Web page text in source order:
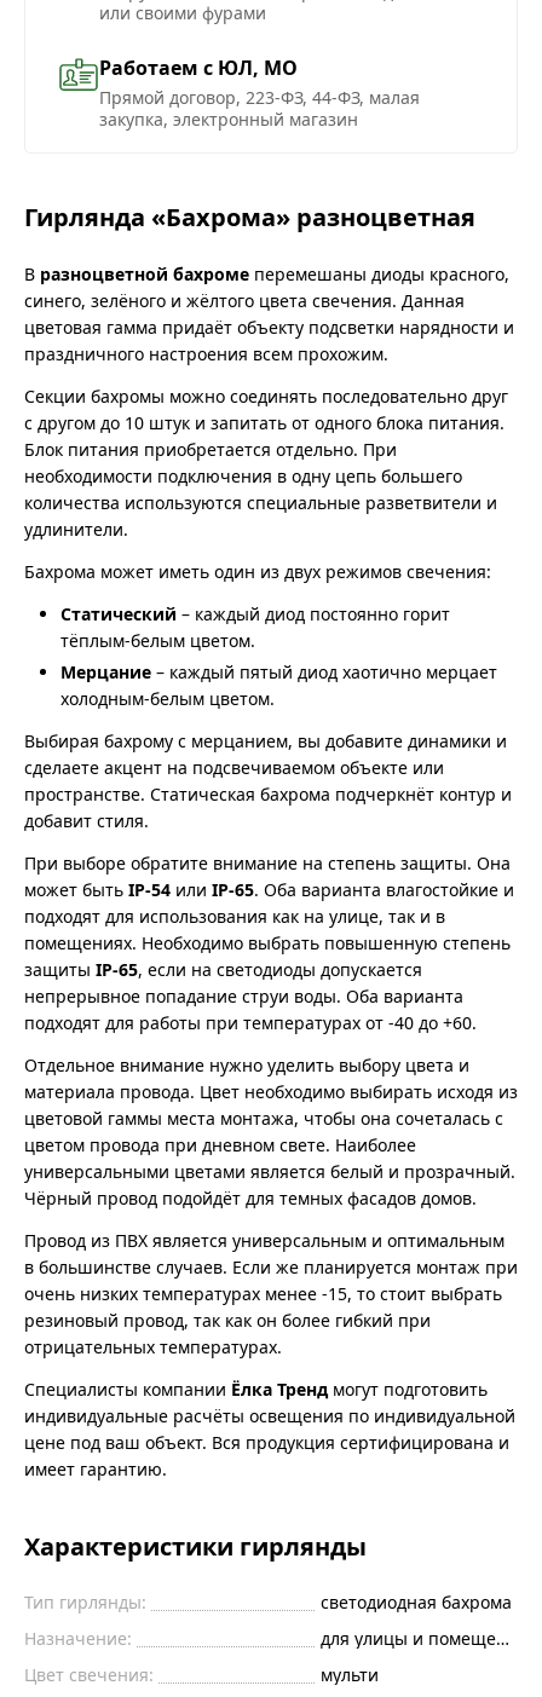
или своими фурами
Работаем с ЮЛ, МО
Прямой договор, 223-ФЗ, 44-ФЗ, малая
закупка, электронный магазин
Гирлянда «Бахрома» разноцветная
В разноцветной бахроме перемешаны диоды красного,
синего, зелёного и жёлтого цвета свечения. Данная
цветовая гамма придаёт объекту подсветки нарядности и
праздничного настроения всем прохожим.
Секции бахромы можно соединять последовательно друг
с другом до 10 штук и запитать от одного блока питания.
Блок питания приобретается отдельно. При
необходимости подключения в одну цепь большего
количества используются специальные разветвители и
удлинители.
Бахрома может иметь один из двух режимов свечения:
Статический – каждый диод постоянно горит
тёплым-белым цветом.
Мерцание – каждый пятый диод хаотично мерцает
холодным-белым цветом.
Выбирая бахрому с мерцанием, вы добавите динамики и
сделаете акцент на подсвечиваемом объекте или
пространстве. Статическая бахрома подчеркнёт контур и
добавит стиля.
При выборе обратите внимание на степень защиты. Она
может быть IP-54 или IP-65. Оба варианта влагостойкие и
подходят для использования как на улице, так и в
помещениях. Необходимо выбрать повышенную степень
защиты IP-65, если на светодиоды допускается
непрерывное попадание струи воды. Оба варианта
подходят для работы при температурах от -40 до +60.
Отдельное внимание нужно уделить выбору цвета и
материала провода. Цвет необходимо выбирать исходя из
цветовой гаммы места монтажа, чтобы она сочеталась с
цветом провода при дневном свете. Наиболее
универсальными цветами является белый и прозрачный.
Чёрный провод подойдёт для темных фасадов домов.
Провод из ПВХ является универсальным и оптимальным
в большинстве случаев. Если же планируется монтаж при
очень низких температурах менее -15, то стоит выбрать
резиновый провод, так как он более гибкий при
отрицательных температурах.
Специалисты компании Ёлка Трендмогут подготовить
индивидуальные расчёты освещения по индивидуальной
цене под ваш объект. Вся продукция сертифицирована и
имеет гарантию.
Характеристики гирлянды
Тип гирлянды:
светодиодная бахрома
Назначение:
для улицы и помещений
Цвет свечения:
мульти